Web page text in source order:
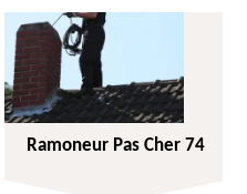
Ramoneur Pas Cher 74